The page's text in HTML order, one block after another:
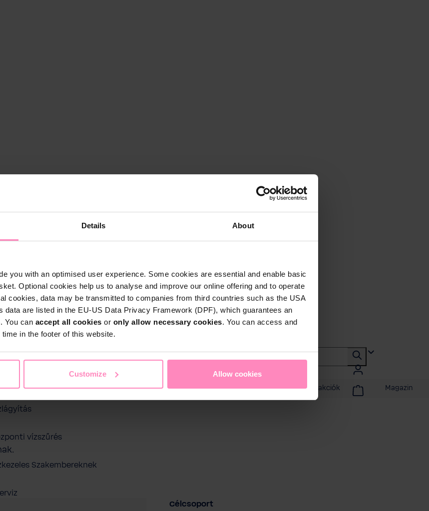
Details About
you with an optimised user experience. Some cookies are essential and enable basic
Optional cookies help us to analyse and improve our online offering and to operate
cookies, data may be transmitted to companies from third countries such as the USA
data are listed in the EU-US Data Privacy Framework (DPF), which guarantees an
You can accept all cookies or only allow necessary cookies. You can access and
in the footer of this website.
Customize Allow cookies
szűrés
vízszűrés
Szakembereknek
Medence víztisztítás Sport és szabadidő Promóciók és akciók Magazin
Célcsoport